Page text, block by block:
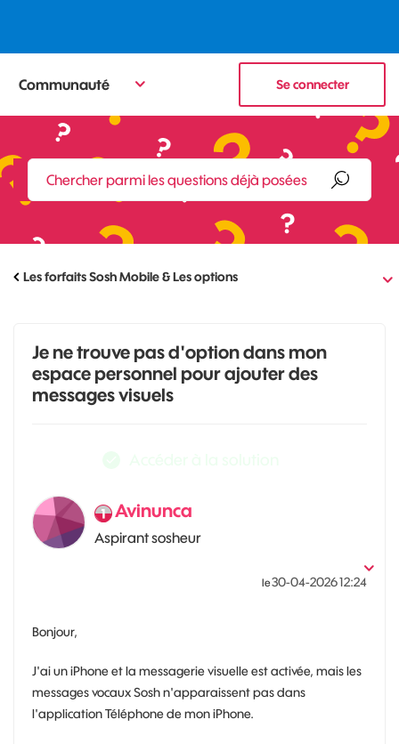
Communauté Se connecter
Les forfaits Sosh Mobile & Les options
Je ne trouve pas d'option dans mon
espace personnel pour ajouter des
messages visuels
Avinunca
Aspirant sosheur
le‎30-04-202612:24
Bonjour,
J'ai un iPhone et la messagerie visuelle est activée, mais les
messages vocaux Sosh n'apparaissent pas dans
l'application Téléphone de mon iPhone.